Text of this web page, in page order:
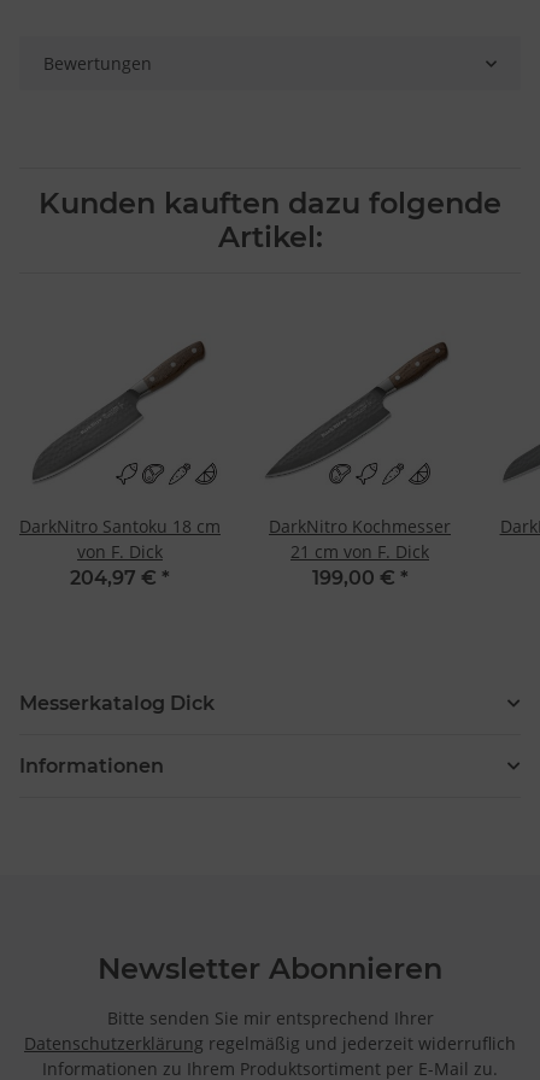
Bewertungen
Kunden kauften dazu folgende
Artikel:
DarkNitro Santoku 18 cm
von F. Dick
204,97 € *
DarkNitro Kochmesser
21 cm von F. Dick
199,00 € *
Messerkatalog Dick
Informationen
Newsletter Abonnieren
Bitte senden Sie mir entsprechend Ihrer
Datenschutzerklärung regelmäßig und jederzeit widerruflich
Informationen zu Ihrem Produktsortiment per E-Mail zu.